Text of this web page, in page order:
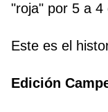
"roja" por 5 a 4
Este es el
Edición